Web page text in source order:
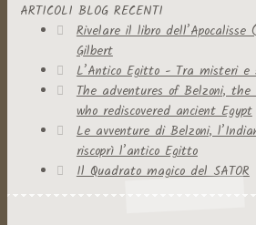
ARTICOLI BLOG RECENTI
Rivelare il libro
Gilbert
L’Antico Egitto - Tra misteri e
The adventures of Belzoni,
who rediscovered ancient Egypt
Le avventure di Belzoni,
riscoprì l’antico Egitto
Il Quadrato magico del SATOR